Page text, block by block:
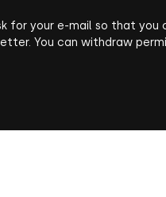
for your e-mail so that you
You can withdraw